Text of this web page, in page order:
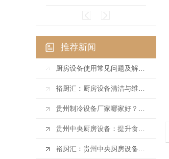
推荐新闻
厨房设备使用常见问题及解决方法
裕厨汇：厨房设备清洁与维护指南
贵州制冷设备厂家哪家好？餐饮后厨制冷设备选购攻略
贵州中央厨房设备：提升食品加工效率的关键
裕厨汇：贵州中央厨房设备选择指南